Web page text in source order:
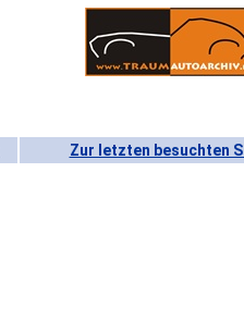
Zur letzten besuchten